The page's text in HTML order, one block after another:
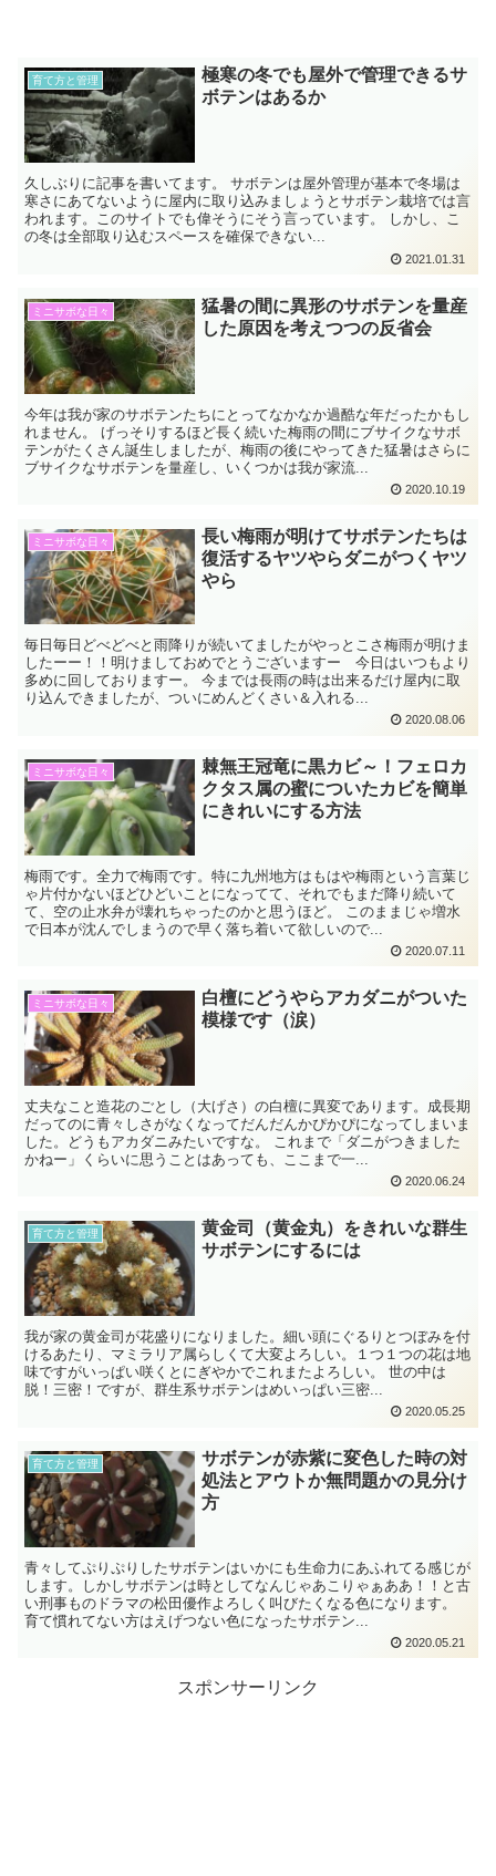
育て方と管理
極寒の冬でも屋外で管理できるサ
ボテンはあるか
久しぶりに記事を書いてます。 サボテンは屋外管理が基本で冬場は
寒さにあてないように屋内に取り込みましょうとサボテン栽培では言
われます。このサイトでも偉そうにそう言っています。 しかし、こ
の冬は全部取り込むスペースを確保できない...
2021.01.31
ミニサボな日々
猛暑の間に異形のサボテンを量産
した原因を考えつつの反省会
今年は我が家のサボテンたちにとってなかなか過酷な年だったかもし
れません。 げっそりするほど長く続いた梅雨の間にブサイクなサボ
テンがたくさん誕生しましたが、梅雨の後にやってきた猛暑はさらに
ブサイクなサボテンを量産し、いくつかは我が家流...
2020.10.19
ミニサボな日々
長い梅雨が明けてサボテンたちは
復活するヤツやらダニがつくヤツ
やら
毎日毎日どべどべと雨降りが続いてましたがやっとこさ梅雨が明けま
したーー！！明けましておめでとうございますー 今日はいつもより
多めに回しておりますー。 今までは長雨の時は出来るだけ屋内に取
り込んできましたが、ついにめんどくさい＆入れる...
2020.08.06
ミニサボな日々
棘無王冠竜に黒カビ～！フェロカ
クタス属の蜜についたカビを簡単
にきれいにする方法
梅雨です。全力で梅雨です。特に九州地方はもはや梅雨という言葉じ
ゃ片付かないほどひどいことになってて、それでもまだ降り続いて
て、空の止水弁が壊れちゃったのかと思うほど。 このままじゃ増水
で日本が沈んでしまうので早く落ち着いて欲しいので...
2020.07.11
ミニサボな日々
白檀にどうやらアカダニがついた
模様です（涙）
丈夫なこと造花のごとし（大げさ）の白檀に異変であります。成長期
だってのに青々しさがなくなってだんだんかぴかぴになってしまいま
した。どうもアカダニみたいですな。 これまで「ダニがつきました
かねー」くらいに思うことはあっても、ここまで一...
2020.06.24
育て方と管理
黄金司（黄金丸）をきれいな群生
サボテンにするには
我が家の黄金司が花盛りになりました。細い頭にぐるりとつぼみを付
けるあたり、マミラリア属らしくて大変よろしい。１つ１つの花は地
味ですがいっぱい咲くとにぎやかでこれまたよろしい。 世の中は
脱！三密！ですが、群生系サボテンはめいっぱい三密...
2020.05.25
育て方と管理
サボテンが赤紫に変色した時の対
処法とアウトか無問題かの見分け
方
青々してぷりぷりしたサボテンはいかにも生命力にあふれてる感じが
します。しかしサボテンは時としてなんじゃあこりゃぁああ！！と古
い刑事ものドラマの松田優作よろしく叫びたくなる色になります。
育て慣れてない方はえげつない色になったサボテン...
2020.05.21
スポンサーリンク